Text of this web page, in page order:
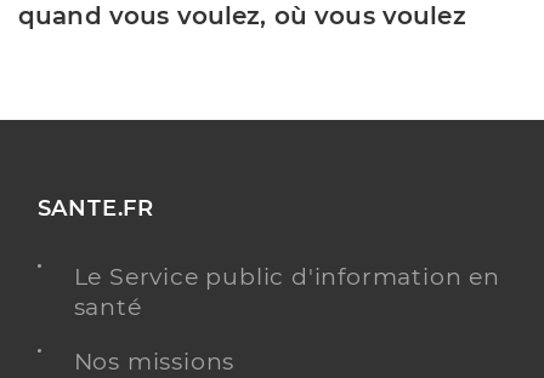
quand vous voulez, où vous voulez
SANTE.FR
Le Service public d'information en
santé
Nos missions